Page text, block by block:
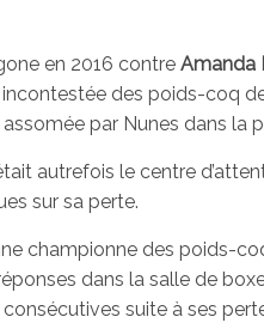
en 2016 contre Amanda
des poids-coq de
assomée par Nunes dans
autrefois le centre
sur sa perte.
championne des poids-
dans la salle de
suite à ses